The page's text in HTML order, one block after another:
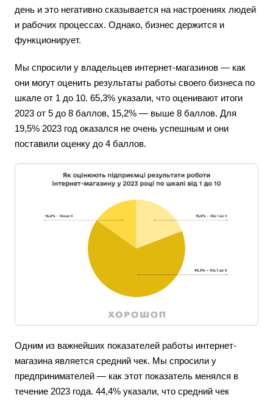
день и это негативно сказывается на настроениях людей
и рабочих процессах. Однако, бизнес держится и
функционирует.
Мы спросили у владельцев интернет-магазинов — как
они могут оценить результаты работы своего бизнеса по
шкале от 1 до 10. 65,3% указали, что оценивают итоги
2023 от 5 до 8 баллов, 15,2% — выше 8 баллов. Для
19,5% 2023 год оказался не очень успешным и они
поставили оценку до 4 баллов.
Одним из важнейших показателей работы интернет-
магазина является средний чек. Мы спросили у
предпринимателей — как этот показатель менялся в
течение 2023 года. 44,4% указали, что средний чек